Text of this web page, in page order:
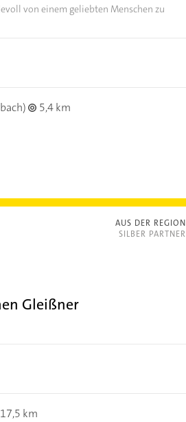
von einem geliebten Menschen zu
5,4 km
AUS DER REGION
SILBER PARTNER
Gleißner
17,5 km